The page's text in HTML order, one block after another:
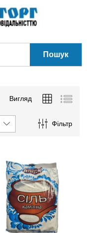
Пошук
Вигляд
Фільтр